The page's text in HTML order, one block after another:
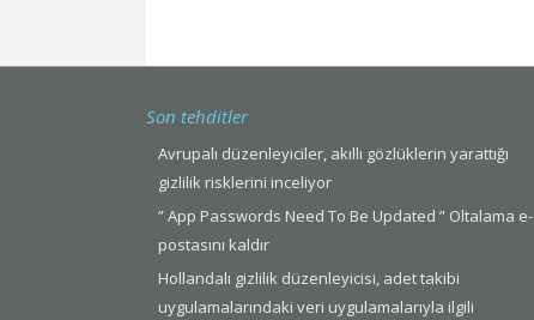
Son tehditler
Avrupalı düzenleyiciler, akıllı gözlüklerin yarattığı
gizlilik risklerini inceliyor
” App Passwords Need To Be Updated ” Oltalama e-
postasını kaldır
Hollandalı gizlilik düzenleyicisi, adet takibi
uygulamalarındaki veri uygulamalarıyla ilgili